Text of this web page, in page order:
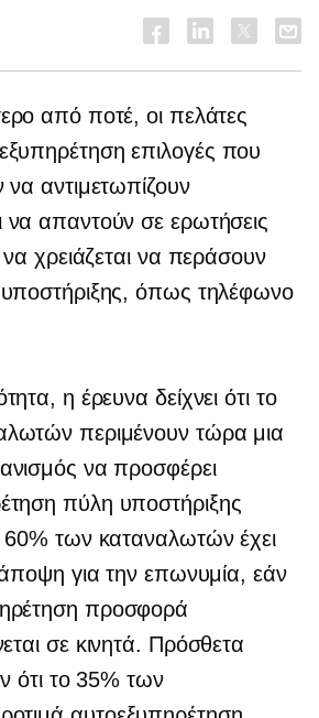
από ποτέ, οι πελάτες
επιλογές που
να αντιμετωπίζουν
απαντούν σε ερωτήσεις
να χρειάζεται να περάσουν
όπως τηλέφωνο
η έρευνα δείχνει ότι το
περιμένουν τώρα μια
να προσφέρει
πύλη υποστήριξης
των καταναλωτών έχει
άποψη για την επωνυμία, εάν
προσφορά
σε κινητά. Πρόσθετα
ότι το 35% των